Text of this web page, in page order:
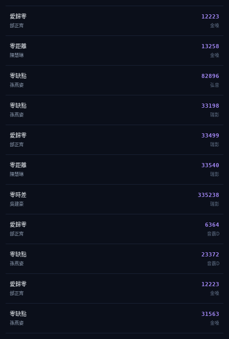
愛歸零
邰正宵
12223
金嗓
零距離
陳慧琳
13258
金嗓
零缺點
孫燕姿
82896
弘音
零缺點
孫燕姿
33198
瑞影
愛歸零
邰正宵
33499
瑞影
零距離
陳慧琳
33540
瑞影
零時差
吳建豪
335238
瑞影
愛歸零
邰正宵
6364
音霸D
零缺點
孫燕姿
23372
音霸D
愛歸零
邰正宵
12223
金嗓
零缺點
孫燕姿
31563
金嗓